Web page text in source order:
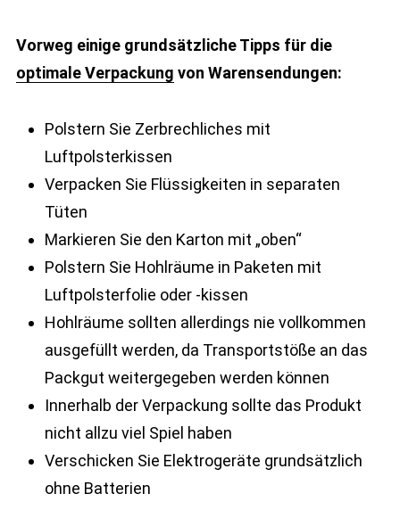
Vorweg einige grundsätzliche Tipps für die
optimale Verpackung von Warensendungen:
Polstern Sie Zerbrechliches mit
Luftpolsterkissen
Verpacken Sie Flüssigkeiten in separaten
Tüten
Markieren Sie den Karton mit „oben“
Polstern Sie Hohlräume in Paketen mit
Luftpolsterfolie oder -kissen
Hohlräume sollten allerdings nie vollkommen
ausgefüllt werden, da Transportstöße an das
Packgut weitergegeben werden können
Innerhalb der Verpackung sollte das Produkt
nicht allzu viel Spiel haben
Verschicken Sie Elektrogeräte grundsätzlich
ohne Batterien